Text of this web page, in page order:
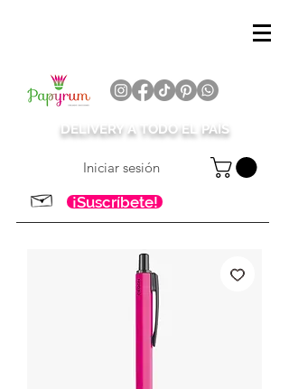
DELIVERY A TODO EL PAÍS
Iniciar sesión
¡Suscríbete!